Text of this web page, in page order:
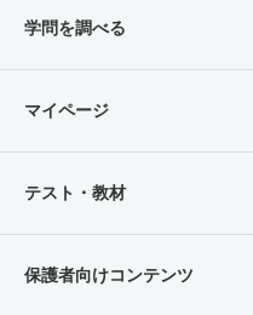
学問を調べる
マイページ
テスト・教材
保護者向けコンテンツ